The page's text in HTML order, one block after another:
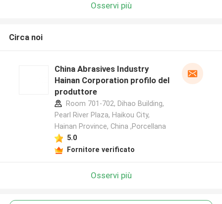
Osservi più
Circa noi
China Abrasives Industry
Hainan Corporation profilo del
produttore
Room 701-702, Dihao Building,
Pearl River Plaza, Haikou City,
Hainan Province, China ,Porcellana
5.0
Fornitore verificato
Osservi più